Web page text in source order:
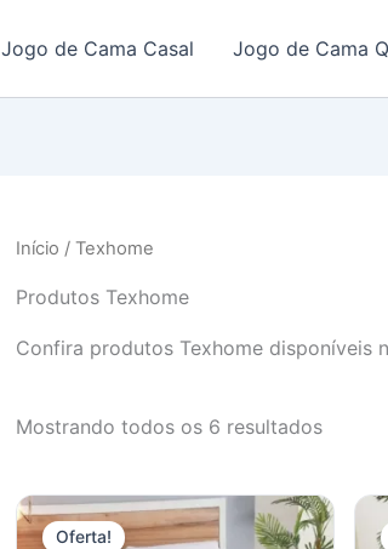
Jogo de Cama Casal Jogo de Cama
Início / Texhome
Produtos Texhome
Confira produtos Texhome disponíveis
Mostrando todos os 6 resultados
Oferta!